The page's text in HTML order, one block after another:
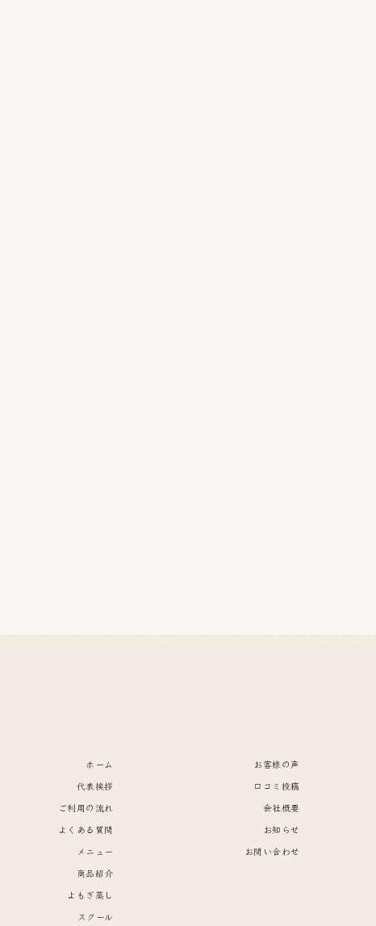
ホーム
代表挨拶
ご利用の流れ
よくある質問
メニュー
商品紹介
よもぎ蒸し
スクール
お客様の声
口コミ投稿
会社概要
お知らせ
お問い合わせ